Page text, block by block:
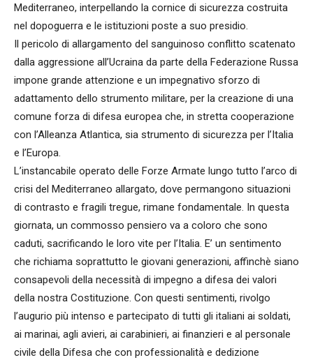
Mediterraneo, interpellando la cornice di sicurezza costruita
nel dopoguerra e le istituzioni poste a suo presidio.
Il pericolo di allargamento del sanguinoso conflitto scatenato
dalla aggressione all’Ucraina da parte della Federazione Russa
impone grande attenzione e un impegnativo sforzo di
adattamento dello strumento militare, per la creazione di una
comune forza di difesa europea che, in stretta cooperazione
con l’Alleanza Atlantica, sia strumento di sicurezza per l’Italia
e l’Europa.
L’instancabile operato delle Forze Armate lungo tutto l’arco di
crisi del Mediterraneo allargato, dove permangono situazioni
di contrasto e fragili tregue, rimane fondamentale. In questa
giornata, un commosso pensiero va a coloro che sono
caduti, sacrificando le loro vite per l’Italia. E’ un sentimento
che richiama soprattutto le giovani generazioni, affinchè siano
consapevoli della necessità di impegno a difesa dei valori
della nostra Costituzione. Con questi sentimenti, rivolgo
l’augurio più intenso e partecipato di tutti gli italiani ai soldati,
ai marinai, agli avieri, ai carabinieri, ai finanzieri e al personale
civile della Difesa che con professionalità e dedizione